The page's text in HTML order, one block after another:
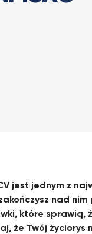
jest jednym z
nad
które sprawią,
że Twój życiorys